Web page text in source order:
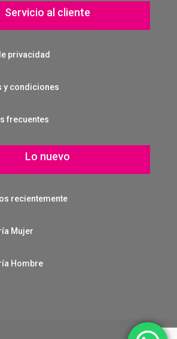
Servicio al cliente
privacidad
y condiciones
frecuentes
Lo nuevo
recientemente
Mujer
Hombre